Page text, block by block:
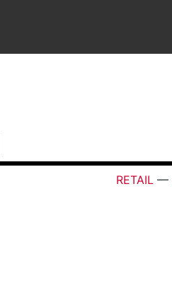
RETAIL —